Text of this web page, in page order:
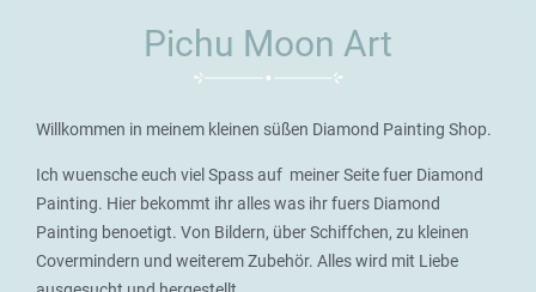
Pichu Moon Art
Willkommen in meinem kleinen süßen Diamond Painting Shop.
Ich wuensche euch viel Spass auf meiner Seite fuer Diamond
Painting. Hier bekommt ihr alles was ihr fuers Diamond
Painting benoetigt. Von Bildern, über Schiffchen, zu kleinen
Covermindern und weiterem Zubehör. Alles wird mit Liebe